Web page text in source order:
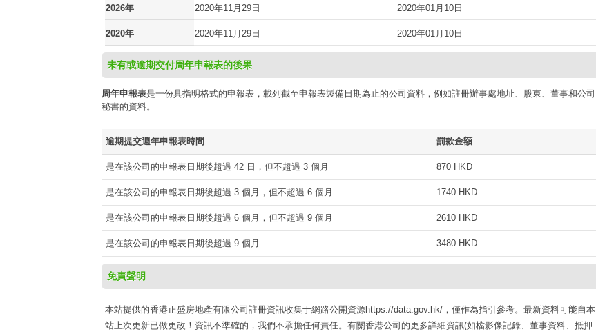
2026年 2020年11月29日 2020年01月10日
2020年 2020年11月29日 2020年01月10日
未有或逾期交付周年申報表的後果
周年申報表是一份具指明格式的申報表，載列截至申報表製備日期為止的公司資料，例如註冊辦事處地址、股東、董事和公司
秘書的資料。
逾期提交週年申報表時間 罰款金額
是在該公司的申報表日期後超過 42 日，但不超過 3 個月 870 HKD
是在該公司的申報表日期後超過 3 個月，但不超過 6 個月 1740 HKD
是在該公司的申報表日期後超過 6 個月，但不超過 9 個月 2610 HKD
是在該公司的申報表日期後超過 9 個月 3480 HKD
免責聲明
本站提供的香港正盛房地產有限公司註冊資訊收集于網路公開資源https://data.gov.hk/，僅作為指引參考。最新資料可能自本
站上次更新已做更改！資訊不準確的，我們不承擔任何責任。有關香港公司的更多詳細資訊(如檔影像記錄、董事資料、抵押